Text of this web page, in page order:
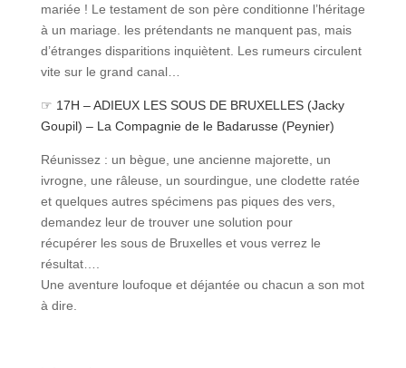
mariée ! Le testament de son père conditionne l’héritage
à un mariage. les prétendants ne manquent pas, mais
d’étranges disparitions inquiètent. Les rumeurs circulent
vite sur le grand canal…
☞ 17H – ADIEUX LES SOUS DE BRUXELLES (Jacky
Goupil) – La Compagnie de le Badarusse (Peynier)
Réunissez : un bègue, une ancienne majorette, un
ivrogne, une râleuse, un sourdingue, une clodette ratée
et quelques autres spécimens pas piques des vers,
demandez leur de trouver une solution pour
récupérer les sous de Bruxelles et vous verrez le
résultat….
Une aventure loufoque et déjantée ou chacun a son mot
à dire.